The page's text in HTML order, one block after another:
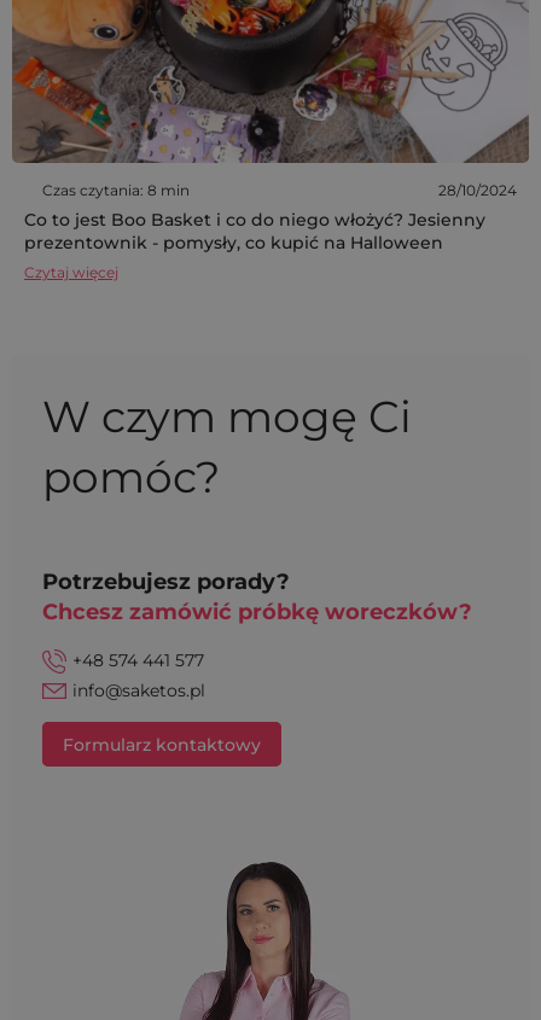
Czas czytania: 8 min 28/10/2024
Co to jest Boo Basket i co do niego włożyć? Jesienny
prezentownik - pomysły, co kupić na Halloween
Czytaj więcej
W czym mogę Ci
pomóc?
Potrzebujesz porady?
Chcesz zamówić próbkę woreczków?
+48 574 441 577
info@saketos.pl
Formularz kontaktowy